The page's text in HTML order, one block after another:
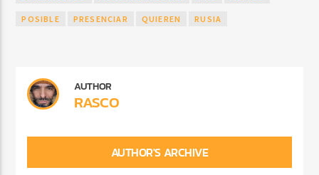
POSIBLE PRESENCIAR QUIEREN RUSIA
AUTHOR
RASCO
AUTHOR'S ARCHIVE